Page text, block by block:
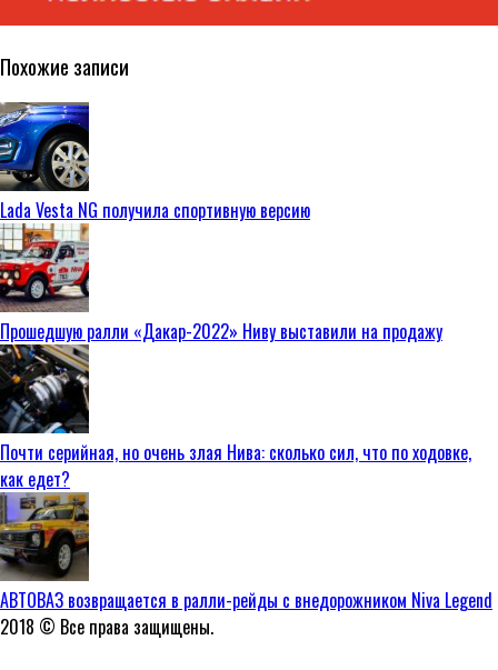
Похожие записи
Lada Vesta NG получила спортивную версию
Прошедшую ралли «Дакар-2022» Ниву выставили на продажу
Почти серийная, но очень злая Нива: сколько сил, что по ходовке,
как едет?
АВТОВАЗ возвращается в ралли-рейды с внедорожником Niva Legend
2018 © Все права защищены.